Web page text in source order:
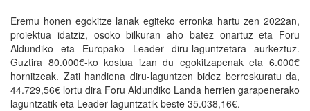
Eremu honen egokitze lanak egiteko erronka hartu zen 2022an,
proiektua idatziz, osoko bilkuran aho batez onartuz eta Foru
Aldundiko eta Europako Leader diru-laguntzetara aurkeztuz.
Guztira 80.000€-ko kostua izan du egokitzapenak eta 6.000€
hornitzeak. Zati handiena diru-laguntzen bidez berreskuratu da,
44.729,56€ lortu dira Foru Aldundiko Landa herrien garapenerako
laguntzatik eta Leader laguntzatik beste 35.038,16€.